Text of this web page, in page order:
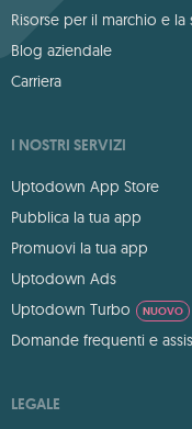
Risorse per il marchio e la
Blog aziendale
Carriera
I NOSTRI SERVIZI
Uptodown App Store
Pubblica la tua app
Promuovi la tua app
Uptodown Ads
Uptodown Turbo
NUOVO
Domande frequenti e
LEGALE